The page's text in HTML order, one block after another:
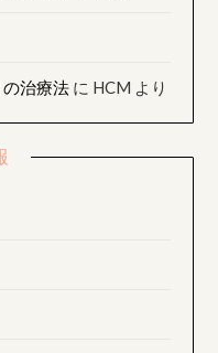
治療法 に HCM より